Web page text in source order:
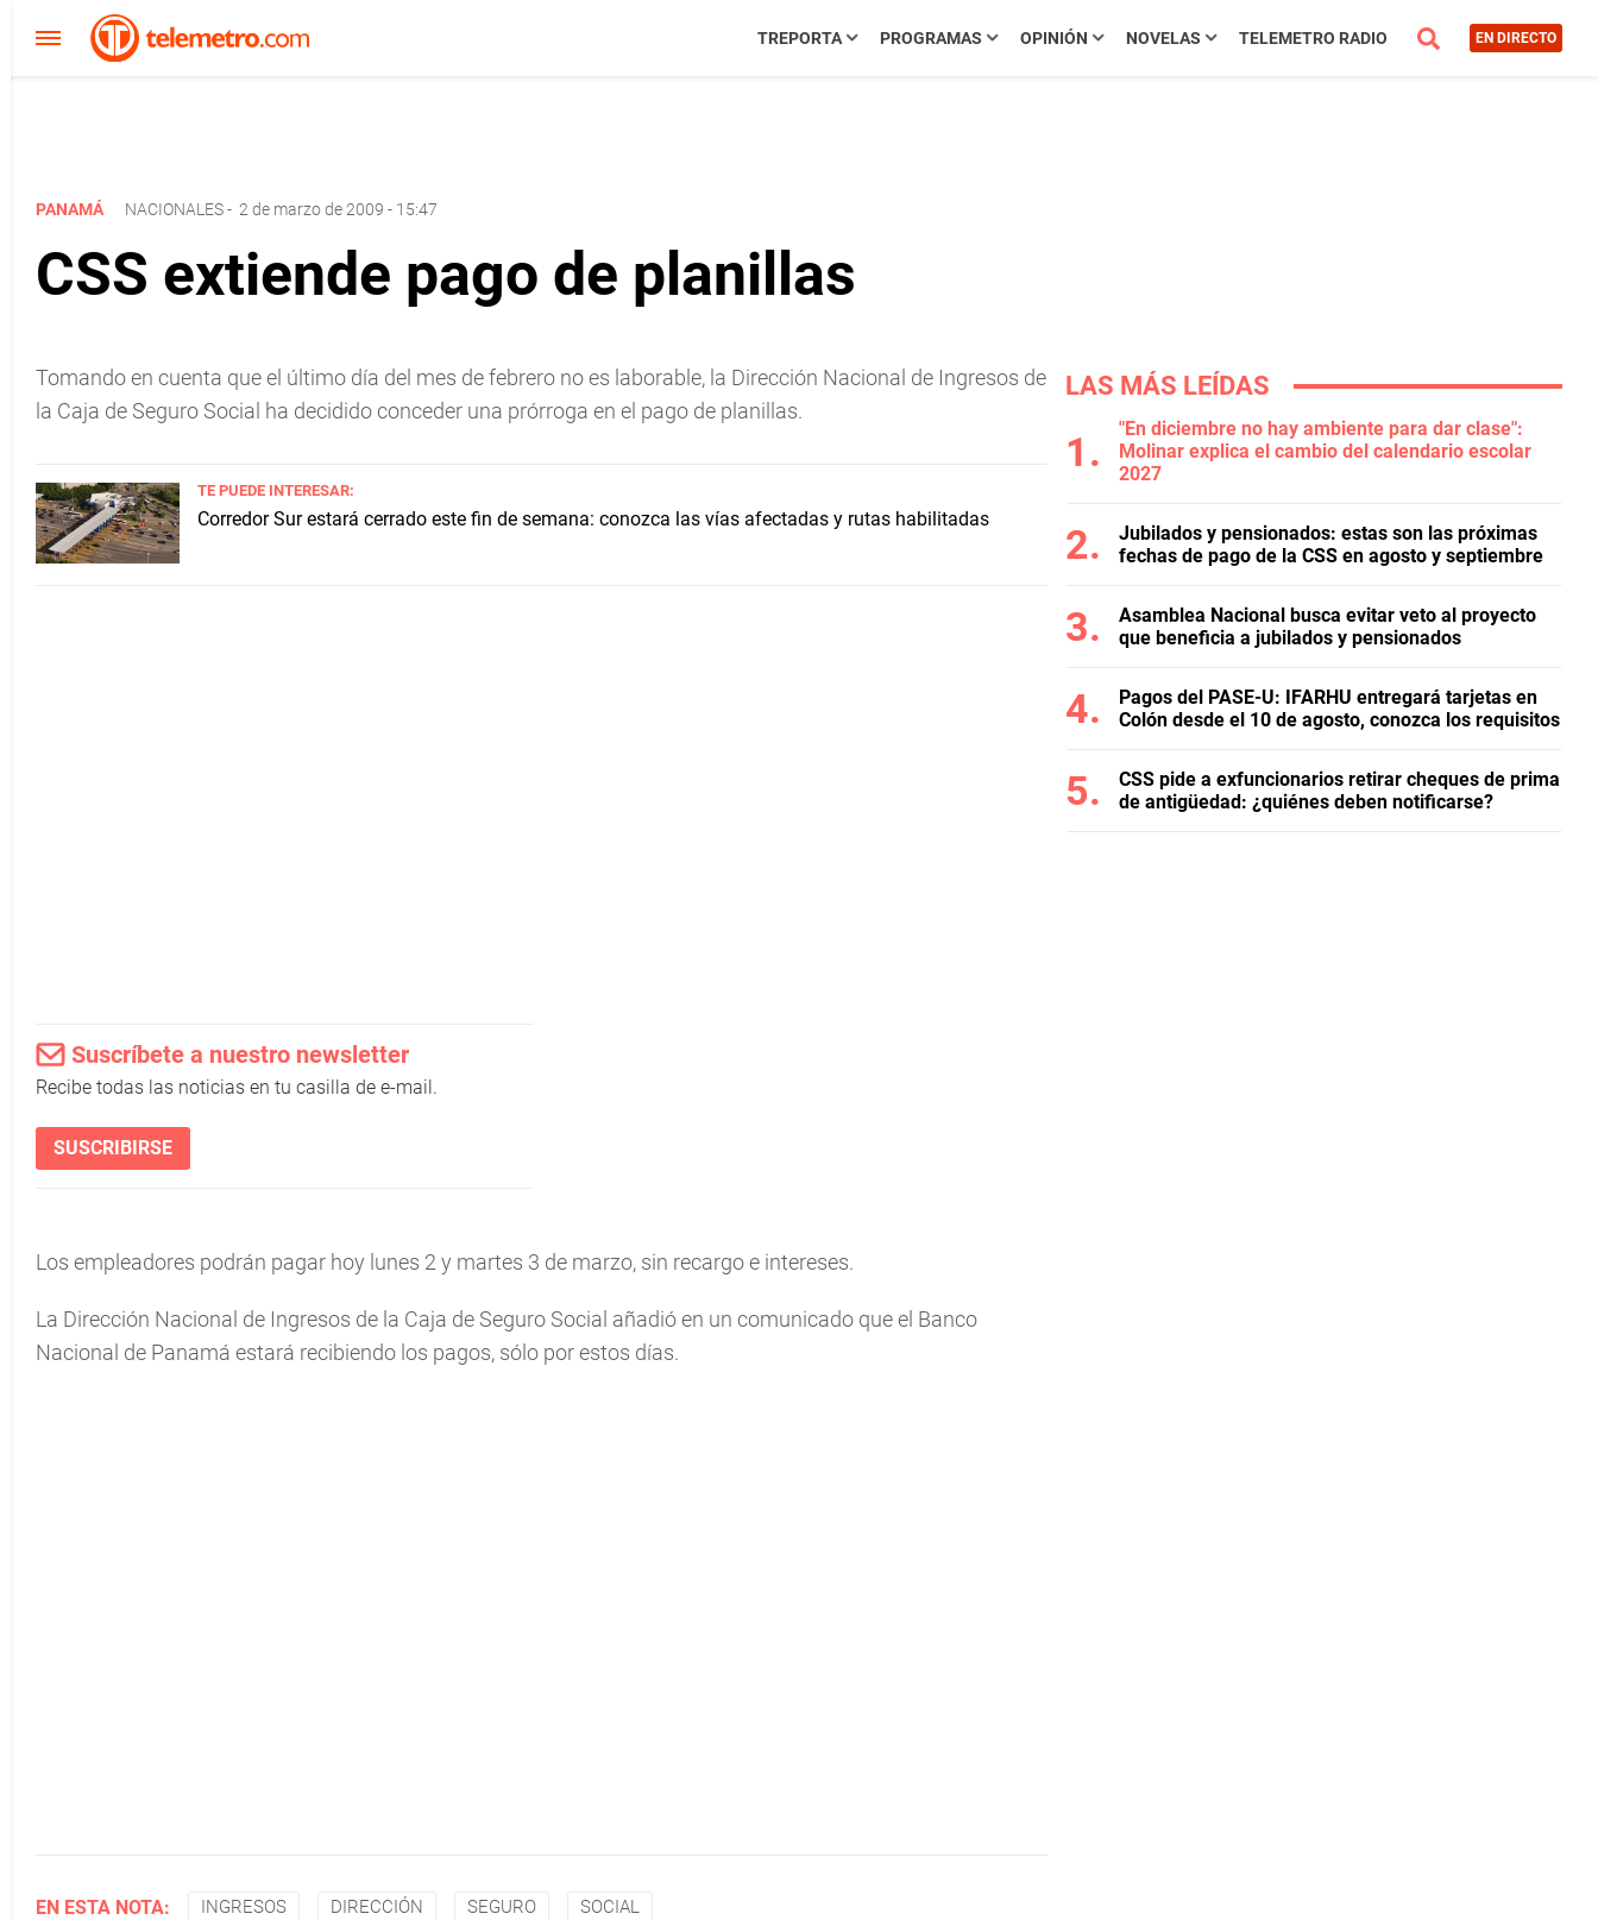
TREPORTA PROGRAMAS OPINIÓN NOVELAS TELEMETRO RADIO EN DIRECTO
PANAMÁ NACIONALES- 2 de marzo de 2009 - 15:47
CSS extiende pago de planillas
Tomando en cuenta que el último día del mes de febrero no es laborable, la Dirección Nacional de Ingresos de
la Caja de Seguro Social ha decidido conceder una prórroga en el pago de planillas.
TE PUEDE INTERESAR:
Corredor Sur estará cerrado este fin de semana: conozca las vías afectadas y rutas habilitadas
Suscríbete a nuestro newsletter
Recibe todas las noticias en tu casilla de e-mail.
SUSCRIBIRSE
Los empleadores podrán pagar hoy lunes 2 y martes 3 de marzo, sin recargo e intereses.
La Dirección Nacional de Ingresos de la Caja de Seguro Social añadió en un comunicado que el Banco
Nacional de Panamá estará recibiendo los pagos, sólo por estos días.
EN ESTA NOTA: INGRESOS DIRECCIÓN SEGURO SOCIAL
LAS MÁS LEÍDAS
"En diciembre no hay ambiente para dar clase":
Molinar explica el cambio del calendario escolar
2027
Jubilados y pensionados: estas son las próximas
fechas de pago de la CSS en agosto y septiembre
Asamblea Nacional busca evitar veto al proyecto
que beneficia a jubilados y pensionados
Pagos del PASE-U: IFARHU entregará tarjetas en
Colón desde el 10 de agosto, conozca los requisitos
CSS pide a exfuncionarios retirar cheques de prima
de antigüedad: ¿quiénes deben notificarse?